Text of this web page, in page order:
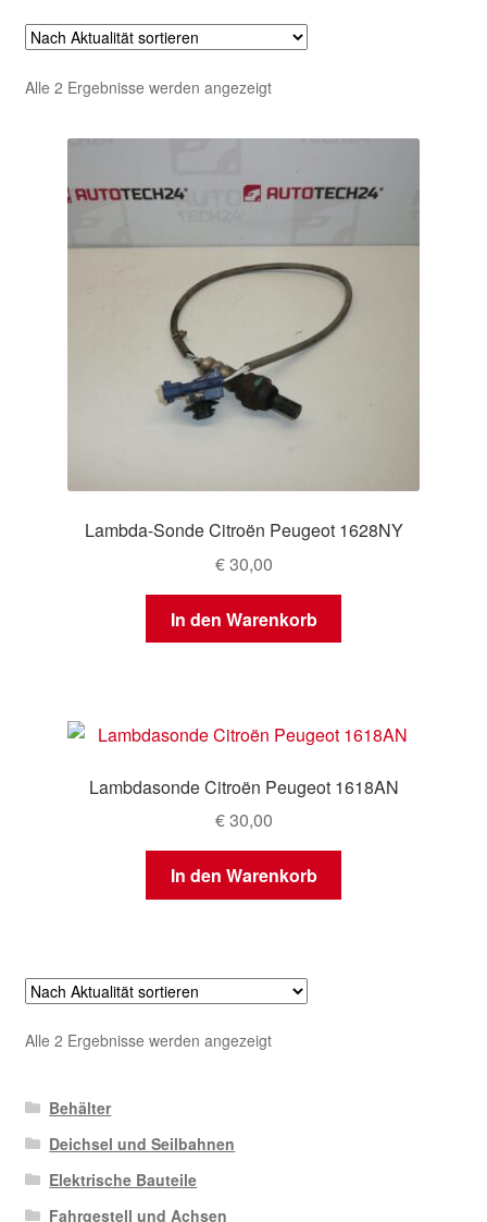
Alle 2 Ergebnisse werden angezeigtNach
sortiert
Lambda-Sonde Citroën Peugeot 1628NY
€30,00
In den Warenkorb
Lambdasonde Citroën Peugeot 1618AN
€30,00
In den Warenkorb
Alle 2 Ergebnisse werden angezeigtNach
Behälter
Deichsel und Seilbahnen
Elektrische Bauteile
Fahrgestell und Achsen